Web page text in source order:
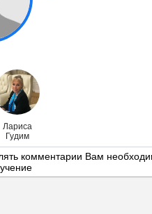
Лариса
Гудим
комментарии Вам